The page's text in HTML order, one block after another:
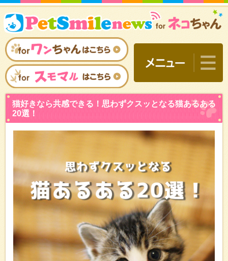
猫好きなら共感できる！思
20選！